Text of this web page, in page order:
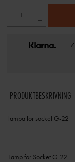
✓
PRODUKTBESKRIVNING
lampa för sockel G-22
Lamp for Socket G-22